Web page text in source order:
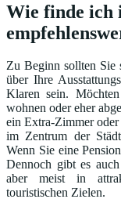
Wie finde ich
Zu Beginn sollten Sie
über Ihre
Klaren sein.
wohnen oder eher
ein Extra-Zimmer
im Zentrum der
Wenn Sie eine
Dennoch gibt es
aber meist in
touristischen Zielen.